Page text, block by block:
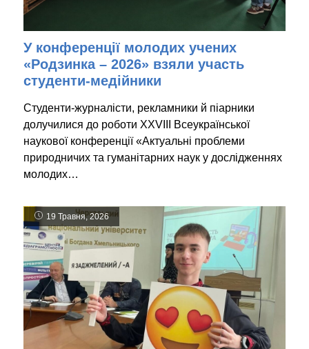
У конференції молодих учених
«Родзинка – 2026» взяли участь
студенти-медійники
Студенти-журналісти, рекламники й піарники
долучилися до роботи XХVIІІ Всеукраїнської
наукової конференції «Актуальні проблеми
природничих та гуманітарних наук у дослідженнях
молодих…
19 Травня, 2026